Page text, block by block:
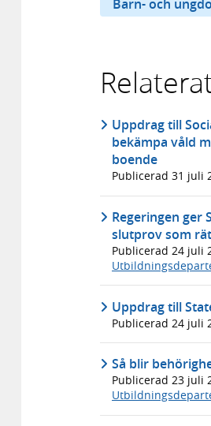
Barn- och
Uppdrag till
bekämpa våld
boende
Publicerad 31 juli
Regeringen ger
slutprov som
Publicerad 24 juli
Uppdrag till
Publicerad 24 juli
Så blir
Publicerad 23 juli